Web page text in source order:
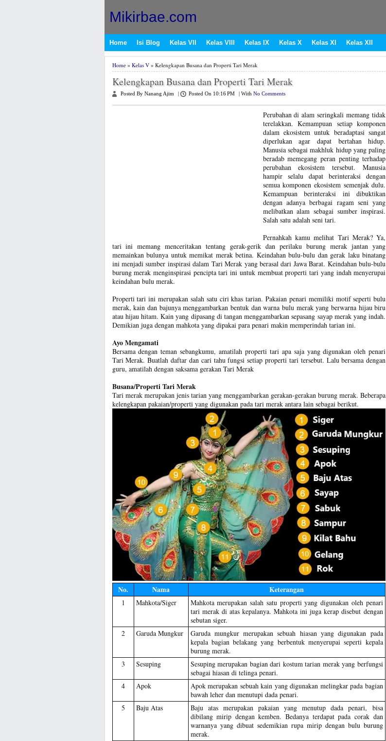
Mikirbae.com
Home Isi Blog Kelas VII Kelas VIII Kelas IX Kelas X Kelas XI Kelas XII
Home» Kelas V» Kelengkapan Busana dan Properti Tari Merak
Kelengkapan Busana dan Properti Tari Merak
Posted By Nanang Ajim Posted On 10:16 PM With No Comments
Perubahan di alam seringkali memang tidak
terelakkan. Kemampuan setiap komponen
dalam ekosistem untuk beradaptasi sangat
diperlukan agar dapat bertahan hidup.
Manusia sebagai makhluk hidup yang paling
beradab memegang peran penting terhadap
perubahan ekosistem tersebut. Manusia
hampir selalu dapat berinteraksi dengan
semua komponen ekosistem semenjak dulu.
Kemampuan berinteraksi ini dibuktikan
dengan adanya berbagai ragam seni yang
melibatkan alam sebagai sumber inspirasi.
Salah satu adalah seni tari.
Pernahkah kamu melihat Tari Merak? Ya,
tari ini memang menceritakan tentang gerak-gerik dan perilaku burung merak jantan yang
memainkan bulunya untuk memikat merak betina. Keindahan bulu-bulu dan gerak laku binatang
ini menjadi sumber inspirasi dalam Tari Merak yang berasal dari Jawa Barat. Keindahan bulu-bulu
burung merak menginspirasi pencipta tari ini untuk membuat properti tari yang indah menyerupai
keindahan bulu merak.
Properti tari ini merupakan salah satu ciri khas tarian. Pakaian penari memiliki motif seperti bulu
merak, kain dan bajunya menggambarkan bentuk dan warna bulu merak yang berwarna hijau biru
atau hijau hitam. Kain yang dipasang di tangan menggambarkan sepasang sayap merak yang indah.
Demikian juga dengan mahkota yang dipakai para penari makin memperindah tarian ini.
Ayo Mengamati
Bersama dengan teman sebangkumu, amatilah properti tari apa saja yang digunakan oleh penari
Tari Merak. Buatlah daftar dan cari tahu fungsi setiap properti tari tersebut. Lalu bersama dengan
guru, amatilah dengan saksama gerakan Tari Merak
Busana/Properti Tari Merak
Tari merak merupakan jenis tarian yang menggambarkan gerakan-gerakan burung merak. Beberapa
kelengkapan pakaian/properti yang digunakan pada tari merak antara lain sebagai berikut.
No. Nama Keterangan
1 Mahkota/Siger
Mahkota merupakan salah satu properti yang digunakan oleh penari
tari merak di atas kepalanya. Mahkota ini juga kerap disebut dengan
sebutan siger.
2
Garuda Mungkur
Garuda mungkur merupakan sebuah hiasan yang digunakan pada
kepala bagian belakang yang berbentuk menyerupai seperti kepala
burung merak.
3
Sesuping
Sesuping merupakan bagian dari kostum tarian merak yang berfungsi
sebagai hiasan di telinga penari.
4
Apok
Apok merupakan sebuah kain yang digunakan melingkar pada bagian
bawah leher dan menutupi dada penari.
5
Baju Atas
Baju atas merupakan pakaian yang menutup dada penari, bisa
dibilang mirip dengan kemben. Bedanya terdapat pada corak dan
warnanya yang dibuat sedemikian rupa mirip dengan bulu burung
merak.